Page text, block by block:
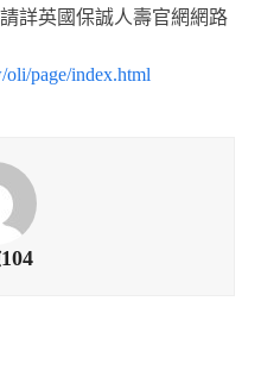
詳英國保誠人壽官網網路
oli/page/index.html